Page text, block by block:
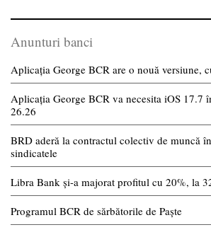
Anunturi banci
Aplicația George BCR are o nouă versiune,
Aplicația George BCR va necesita iOS 17.7
26.26
BRD aderă la contractul colectiv de muncă
sindicatele
Libra Bank și-a majorat profitul cu 20%, la
Programul BCR de sărbătorile de Paște